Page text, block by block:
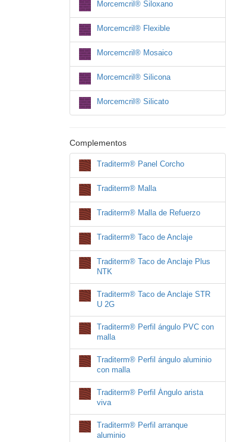
Morcemcril® Siloxano
Morcemcril® Flexible
Morcemcril® Mosaico
Morcemcril® Silicona
Morcemcril® Silicato
Complementos
Traditerm® Panel Corcho
Traditerm® Malla
Traditerm® Malla de Refuerzo
Traditerm® Taco de Anclaje
Traditerm® Taco de Anclaje Plus
NTK
Traditerm® Taco de Anclaje STR
U 2G
Traditerm® Perfil ángulo PVC con
malla
Traditerm® Perfil ángulo aluminio
con malla
Traditerm® Perfil Ángulo arista
viva
Traditerm® Perfil arranque
aluminio